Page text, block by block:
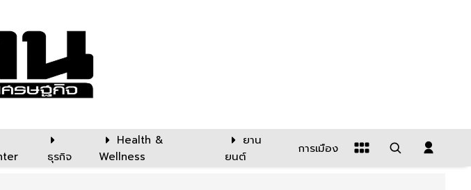
ธุรกิจ
Health &
Wellness
ยาน
ยนต์
การเมือง